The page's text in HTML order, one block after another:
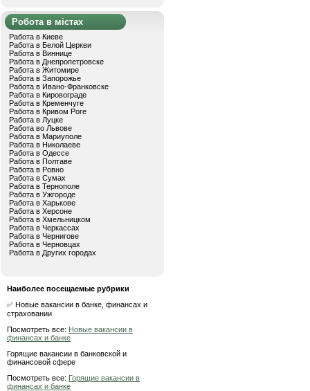
Робота в містах
Работа в Киеве
Работа в Белой Церкви
Работа в Виннице
Работа в Днепропетровске
Работа в Житомире
Работа в Запорожье
Работа в Ивано-Франковске
Работа в Кировограде
Работа в Кременчуге
Работа в Кривом Роге
Работа в Луцке
Работа во Львове
Работа в Мариуполе
Работа в Николаеве
Работа в Одессе
Работа в Полтаве
Работа в Ровно
Работа в Сумах
Работа в Тернополе
Работа в Ужгороде
Работа в Харькове
Работа в Херсоне
Работа в Хмельницком
Работа в Черкассах
Работа в Чернигове
Работа в Черновцах
Работа в Других городах
Наиболее посещаемые рубрики
✅ Новые вакансии в банке, финансах и
страховании
Посмотреть все: Новые вакансии в
финансах и банке
Горящие вакансии в банковской и
финансовой сфере
Посмотреть все: Горящие вакансии в
финансах и банке